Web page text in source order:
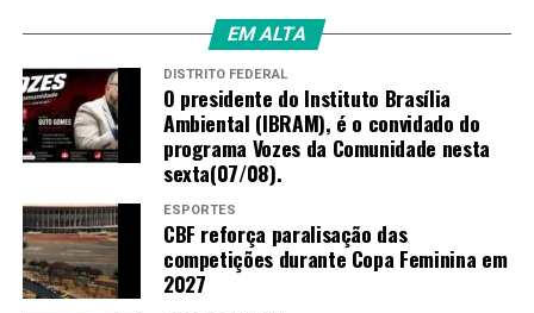
EM ALTA
DISTRITO FEDERAL
O presidente do Instituto Brasília
Ambiental (IBRAM), é o convidado do
programa Vozes da Comunidade nesta
sexta(07/08).
ESPORTES
CBF reforça paralisação das
competições durante Copa Feminina em
2027